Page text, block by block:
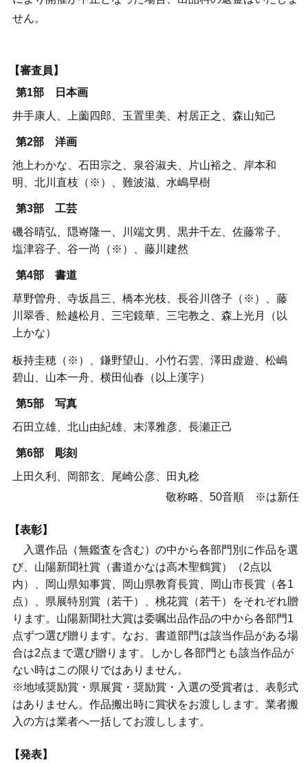
せん。
【審査員】
第1部 日本画
井手康人、上薗四郎、玉置里美、村居正之、森山知己
第2部 洋画
池上わかな、石田宗之、泉谷淑夫、片山裕之、岸本和
明、北川直枝（※）、難波滋、水嶋早樹
第3部 工芸
磯谷晴弘、隠㟢隆一、川端文男、黒井千左、佐藤常子、
塩津容子、谷一尚（※）、藤川建然
第4部 書道
草野曽舟、寺坂昌三、橋本光枝、長谷川啓子（※）、藤
川翠香、舩越松月、三宅鏡華、三宅教之、森上光月（以
上かな）
板持圭穂（※）、鎌野望山、小竹石雲、澤田虚遊、松嶋
碧山、山本一舟、横田仙春（以上漢字）
第5部 写真
石田立雄、北山由紀雄、末澤雅彦、長瀬正己
第6部 彫刻
上田久利、岡部玄、尾崎公彦、田丸稔
敬称略、50音順 ※は新任
【表彰】
入選作品（無鑑査を含む）の中から各部門別に作品を選
び、山陽新聞社賞（書道かなは高木聖鶴賞）（2点以
内）、岡山県知事賞、岡山県教育長賞、岡山市長賞（各1
点）、県展特別賞（若干）、桃花賞（若干）をそれぞれ贈
ります。山陽新聞社大賞は委嘱出品作品の中から各部門1
点ずつ選び贈ります。なお、書道部門は該当作品がある場
合は2点まで選び贈ります。しかし各部門とも該当作品が
ない時はこの限りではありません。
※地域奨励賞・県展賞・奨励賞・入選の受賞者は、表彰式
はありません。作品搬出時に賞状をお渡しします。業者搬
入の方は業者へ一括してお渡しします。
【発表】